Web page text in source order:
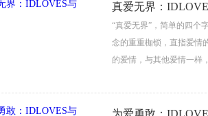
真爱无界：
“真爱无界”，简单的四个
念的重重枷锁，直指爱
的爱情，与其他爱情一样
他们在追寻爱情的道路上
梦想。...
为爱勇敢：